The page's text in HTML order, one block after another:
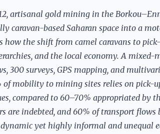
artisanal gold mining in the
caravan-based Saharan space into a
how the shift from camel caravans to
and the local economy. A
300 surveys, GPS mapping, and
of mobility to mining sites relies on pick-
compared to 60–70% appropriated by
are indebted, and 60% of transport
dynamic yet highly informal and unequal